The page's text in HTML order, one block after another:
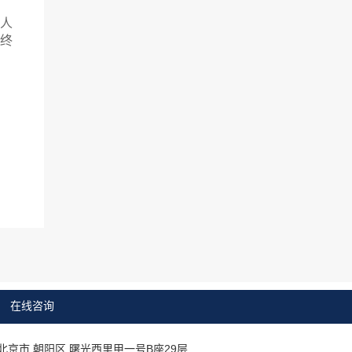
在线咨询
京市 朝阳区 曙光西里甲一号B座29层